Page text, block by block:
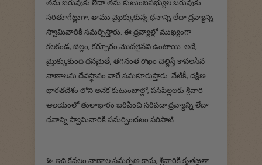
తమ బరువుకు లేదా తమ కుటుంబసభ్యుల బరువుకు
సరితూగేట్లుగా, తాము మ్రొక్కుకున్న ధనాన్ని లేదా ద్రవ్యాన్ని
స్వామివారికి సమర్పిస్తారు. ఈ ద్రవ్యాల్లో ముఖ్యంగా
కలకండ, బెల్లం, కర్పూరం మొదలైనవి ఉంటాయి. అదే,
మ్రొక్కుకుంది ధనమైతే, తగినంత రొఖం చెల్లిస్తే కావలసిన
నాణాలను దేవస్థానం వారే సమకూరుస్తారు. నేటికీ, దక్షిణ
భారతదేశం లోని అనేక కుటుంబాల్లో, పసిపిల్లలకు శ్రీవారి
ఆలయంలో తులాభారం జరిపించి సరిపడా ద్రవ్యాన్ని లేదా
ధనాన్ని స్వామివారికి సమర్పించటం పరిపాటి.
💫 ఇది కేవలం నాణాల సమర్పణ కాదు, శ్రీవారికి కృతజ్ఞతా